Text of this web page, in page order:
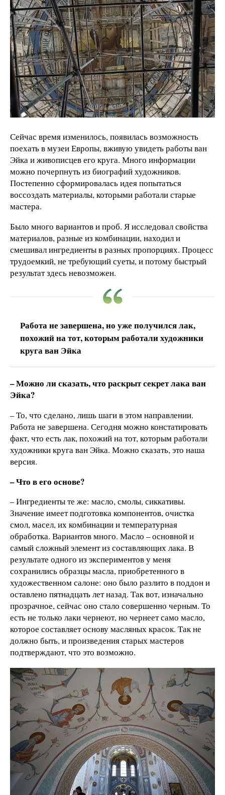
Сейчас время изменилось, появилась возможность
поехать в музеи Европы, вживую увидеть работы ван
Эйка и живописцев его круга. Много информации
можно почерпнуть из биографий художников.
Постепенно сформировалась идея попытаться
воссоздать материалы, которыми работали старые
мастера.
Было много вариантов и проб. Я исследовал свойства
материалов, разные из комбинации, находил и
смешивал ингредиенты в разных пропорциях. Процесс
трудоемкий, не требующий суеты, и потому быстрый
результат здесь невозможен.
Работа не завершена, но уже получился лак,
похожий на тот, которым работали художники
круга ван Эйка
– Можно ли сказать, что раскрыт секрет лака ван
Эйка?
– То, что сделано, лишь шаги в этом направлении.
Работа не завершена. Сегодня можно констатировать
факт, что есть лак, похожий на тот, которым работали
художники круга ван Эйка. Можно сказать, это наша
версия.
– Что в его основе?
– Ингредиенты те же: масло, смолы, сиккативы.
Значение имеет подготовка компонентов, очистка
смол, масел, их комбинации и температурная
обработка. Вариантов много. Масло – основной и
самый сложный элемент из составляющих лака. В
результате одного из экспериментов у меня
сохранились образцы масла, приобретенного в
художественном салоне: оно было разлито в поддон и
оставлено пятнадцать лет назад. Так вот, изначально
прозрачное, сейчас оно стало совершенно черным. То
есть не только лаки чернеют, но чернеет само масло,
которое составляет основу масляных красок. Так не
должно быть, и произведения старых мастеров
подтверждают, что это возможно.